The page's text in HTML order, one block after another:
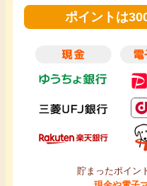
ポイントは
貯まったポイン